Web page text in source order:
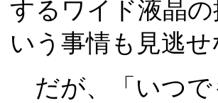
するワイド液晶
いう事情も見逃
だが、「いつで